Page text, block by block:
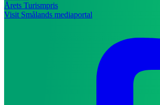
Årets Turismpris
Visit Smålands mediaportal